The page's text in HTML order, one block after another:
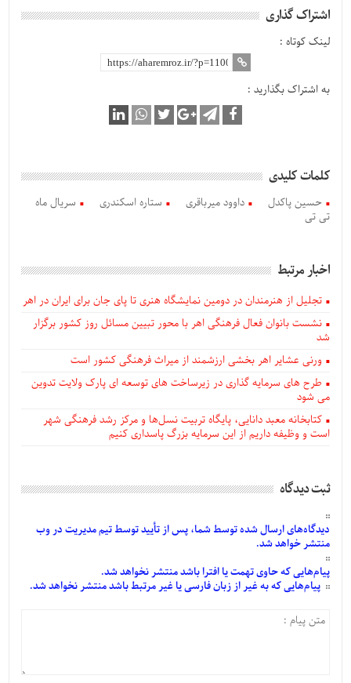
اشتراک گذاری
لینک کوتاه :
به اشتراک بگذارید :
کلمات کلیدی
حسین پاکدل داوود میرباقری ستاره اسکندری
سریال ماه
تی تی
اخبار مرتبط
تجلیل از هنرمندان در دومین نمایشگاه هنری تا پای جان برای ایران در اهر
نشست بانوان فعال فرهنگی اهر با محور تبیین مسائل روز کشور برگزار
شد
ورنی عشایر اهر بخشی ارزشمند از میراث فرهنگی کشور است
طرح های سرمایه گذاری در زیرساخت های توسعه ای پارک ولایت تدوین
می شود
کتابخانه معبد دانایی، پایگاه تربیت نسل‌ها و مرکز رشد فرهنگی شهر
است و وظیفه داریم از این سرمایه بزرگ پاسداری کنیم
ثبت دیدگاه
دیدگاه‌هایارسالشدهتوسط شما، پس ازتأییدتوسط تیم مدیریت در وب
منتشر خواهد شد.
پیام‌هاییکه حاوی تهمت یا افترا باشد منتشر نخواهد شد.
پیام‌هاییکه به غیر از زبان فارسی یا غیر مرتبط باشد منتشر نخواهد شد.